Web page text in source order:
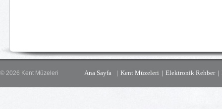
© 2026 Kent Müzeleri Ana Sayfa Kent Müzeleri Elektronik Rehber